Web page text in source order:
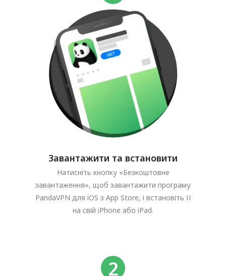
Завантажити та встановити
Натисніть кнопку «Безкоштовне
завантаження», щоб завантажити програму
PandaVPN для iOS з App Store, і встановіть її
на свій iPhone або iPad.